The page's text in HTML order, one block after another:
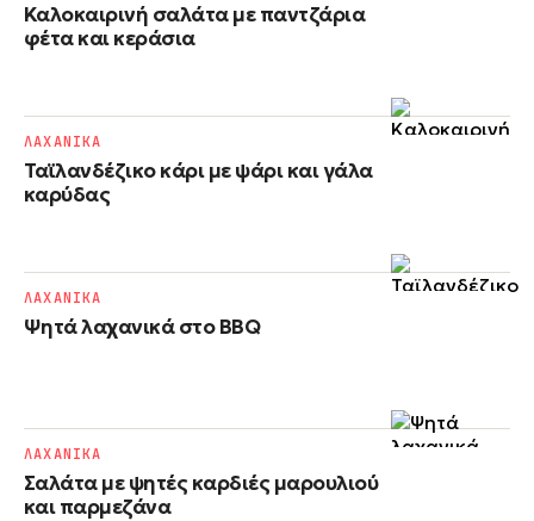
Καλοκαιρινή σαλάτα με παντζάρια
φέτα και κεράσια
Ταϊλανδέζικο κάρι με ψάρι και γάλα
καρύδας
ΛΑΧΑΝΙΚΑ
Ψητά λαχανικά στο BBQ
ΛΑΧΑΝΙΚΑ
Σαλάτα με ψητές καρδιές μαρουλιού
και παρμεζάνα
ΛΑΧΑΝΙΚΑ